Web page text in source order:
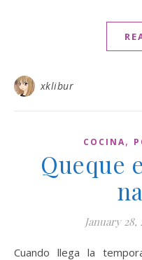
xklibur
COCINA,
Queque
January 28,
Cuando llega la temporada de cosechar naranjas, en